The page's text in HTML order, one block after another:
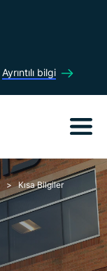
Ayrıntılı bilgi
Kısa Bilgiler